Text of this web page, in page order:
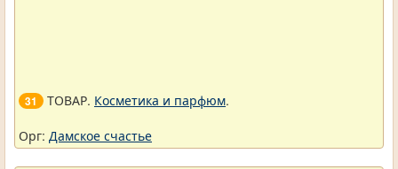
31 ТОВАР. Косметика и парфюм.
Орг: Дамское счастье